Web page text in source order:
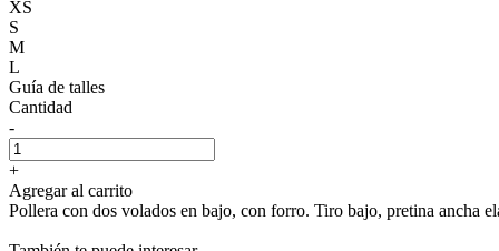
XS
S
M
L
Guía de talles
Cantidad
-
+
Agregar al carrito
Pollera con dos volados en bajo, con forro. Tiro bajo, pretina ancha